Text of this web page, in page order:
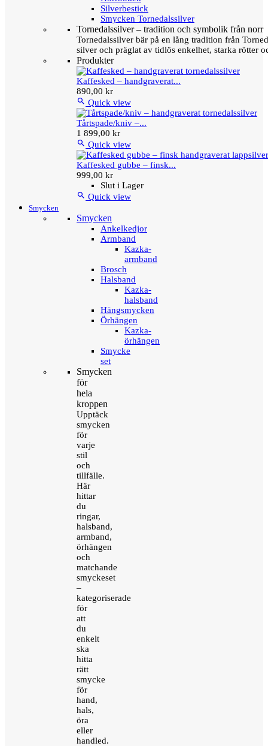
Silverbestick
Smycken Tornedalssilver
Tornedalssilver – tradition och symbolik från norr
Tornedalssilver bär på en lång tradition från
silver och präglat av tidlös enkelhet, starka rötter
Produkter
Kaffesked – handgraverat...
890,00 kr
 Quick view
Tårtspade/kniv –...
1 899,00 kr
 Quick view
Kaffesked gubbe – finsk...
999,00 kr
Slut i Lager
 Quick view
Smycken
Smycken
Ankelkedjor
Armband
Kazka-
armband
Brosch
Halsband
Kazka-
halsband
Hängsmycken
Örhängen
Kazka-
örhängen
Smycke
set
Smycken
för
hela
kroppen
Upptäck
smycken
för
varje
stil
och
tillfälle.
Här
hittar
du
ringar,
halsband,
armband,
örhängen
och
matchande
smyckeset
–
kategoriserade
för
att
du
enkelt
ska
hitta
rätt
smycke
för
hand,
hals,
öra
eller
handled.